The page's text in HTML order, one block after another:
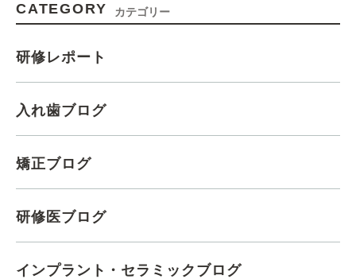
CATEGORY カテゴリー
研修レポート
入れ歯ブログ
矯正ブログ
研修医ブログ
インプラント・セラミックブログ